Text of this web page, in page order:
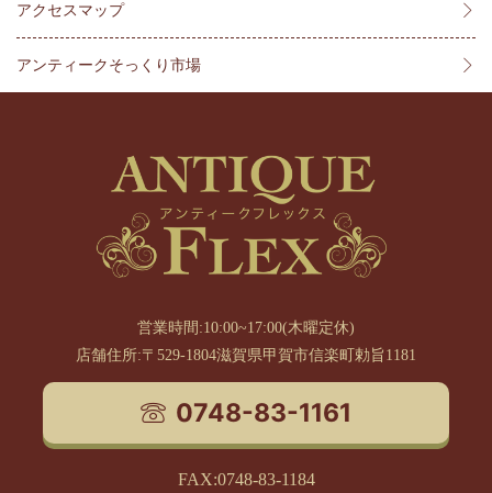
アクセスマップ
アンティークそっくり市場
営業時間:10:00~17:00(木曜定休)
店舗住所:〒529-1804滋賀県甲賀市信楽町勅旨1181
0748-83-1161
FAX:0748-83-1184